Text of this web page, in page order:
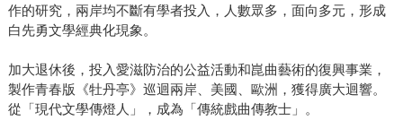
作的研究，兩岸均不斷有學者投入，人數眾多，面向多元，形成
白先勇文學經典化現象。
加大退休後，投入愛滋防治的公益活動和崑曲藝術的復興事業，
製作青春版《牡丹亭》巡迴兩岸、美國、歐洲，獲得廣大迴響。
從「現代文學傳燈人」，成為「傳統戲曲傳教士」。